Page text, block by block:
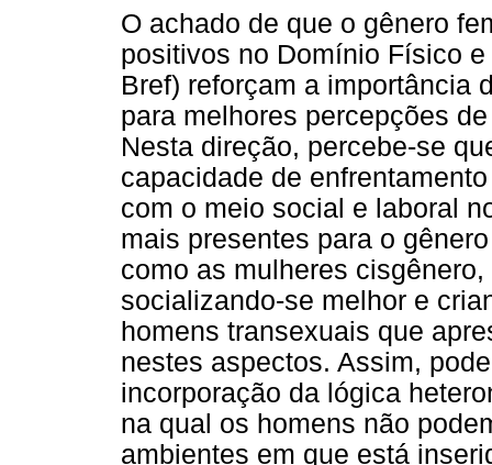
O achado de que o gênero
positivos no Domínio Físico
Bref) reforçam a importância
para melhores percepções
Nesta direção, percebe-se
capacidade de
com o meio social e laboral
mais presentes para o
como as mulheres
socializando-se melhor e
homens transexuais que
nestes aspectos. Assim,
incorporação da lógica
na qual os homens não
ambientes em que está